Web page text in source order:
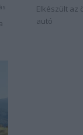
Elkészült az
autó